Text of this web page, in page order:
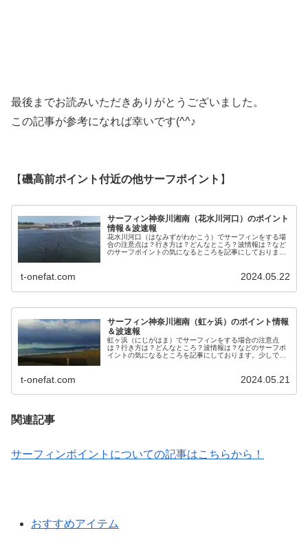
最後までお読みいただきありがとうございました。
この記事が参考になれば幸いです(^^♪
【磯高前ポイント付近の他サーフポイント 】
サーフィン神奈川湘南（花水川河口）のポイント
情報＆波速報
花水川河口（はなみずがわかこう）でサーフィンをする場
合の注意点は？行き方は？どんなところ？波情報は？など
のサーフポイントの気になるところを記事にしておりま
t-onefat.com 2024.05.22
サーフィン神奈川湘南（虹ヶ浜）のポイント情報
＆波速報
虹ヶ浜（にじがはま）でサーフィンをする場合の注意点
は？行き方は？どんなところ？波情報は？などのサーフポ
イントの気になるところを記事にしております。少しでも
t-onefat.com 2024.05.21
関連記事
サーフィンポイントについての記事はこちらから！
おすすめアイテム